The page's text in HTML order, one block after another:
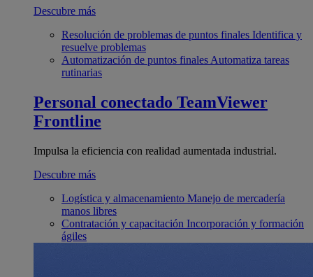
Descubre más
Resolución de problemas de puntos finales Identifica y
resuelve problemas
Automatización de puntos finales Automatiza tareas
rutinarias
Personal conectado TeamViewer
Frontline
Impulsa la eficiencia con realidad aumentada industrial.
Descubre más
Logística y almacenamiento Manejo de mercadería
manos libres
Contratación y capacitación Incorporación y formación
ágiles